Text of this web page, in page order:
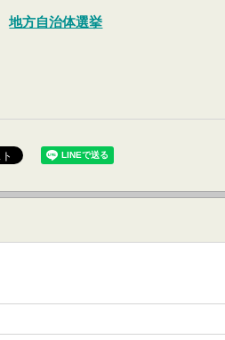
地方自治体選挙